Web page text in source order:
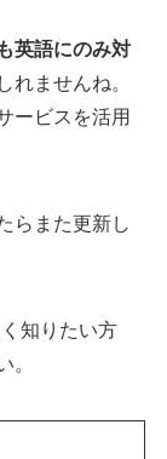
英語にのみ対
れませんね。
ービスを活用
らまた更新し
知りたい方
。